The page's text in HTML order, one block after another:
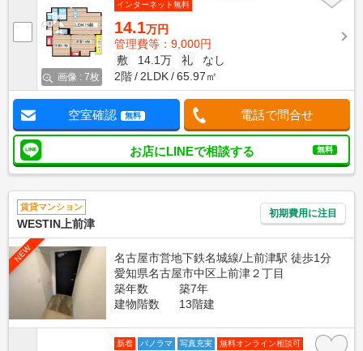
画像 : 7枚
インターネット無料
14.1万円
管理費等：9,000円
敷
14.1万 礼
なし
2階
2LDK 65.97㎡
空室確認 無料 電話で問合せ
お店にLINEで相談する 無料
賃貸マンション
WESTIN上前津
初期費用に注目
NEW
名古屋市営地下鉄名城線/上前津駅 徒歩1分
愛知県名古屋市中区上前津２丁目
築年数
築7年
建物階数
13階建
新着 パノラマ 写真充実
無料オンライン相談可